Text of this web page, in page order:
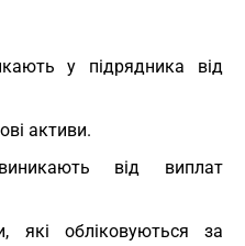
у підрядника від
активи.
від виплат
які обліковуються за